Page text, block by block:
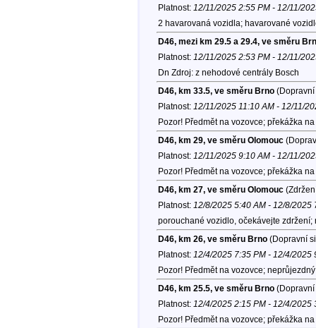
Platnost: 12/11/2025 2:55 PM - 12/11/
2 havarovaná vozidla; havarované
D46, mezi km 29.5 a 29.4, ve směru
Platnost: 12/11/2025 2:53 PM - 12/11/
Dn Zdroj: z nehodové centrály Bosch
D46, km 33.5, ve směru Brno(Dopravní
Platnost: 12/11/2025 11:10 AM - 12/11/
Pozor! Předmět na vozovce; překážka
D46, km 29, ve směru Olomouc
Platnost: 12/11/2025 9:10 AM - 12/11/
Pozor! Předmět na vozovce; překážka
D46, km 27, ve směru Olomouc
Platnost: 12/8/2025 5:40 AM - 12/8/2025
porouchané vozidlo, očekávejte
D46, km 26, ve směru Brno(Dopravní
Platnost: 12/4/2025 7:35 PM - 12/4/2025
Pozor! Předmět na vozovce;
D46, km 25.5, ve směru Brno(Dopravní
Platnost: 12/4/2025 2:15 PM - 12/4/2025
Pozor! Předmět na vozovce; překážka